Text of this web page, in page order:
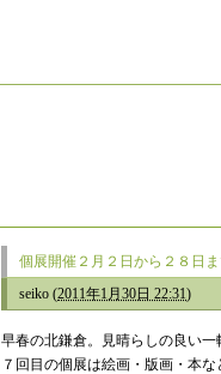
個展開催２月２日から２８日
seiko (2011年1月30日 22:31)
早春の北鎌倉。見晴らしの良い
７回目の個展は絵画・版画・本